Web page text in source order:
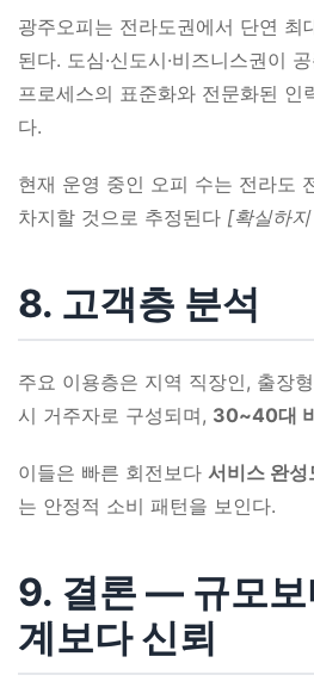
광주오피는 전라도권에서 단연 최
된다. 도심·신도시·비즈니스권이
프로세스의 표준화와 전문화된 인
다.
현재 운영 중인 오피 수는 전라도
차지할 것으로 추정된다 [확실하
8. 고객층 분석
주요 이용층은 지역 직장인, 출장
시 거주자로 구성되며, 30~40대
이들은 빠른 회전보다 서비스 완성
는 안정적 소비 패턴을 보인다.
9. 결론 ― 규모보
계보다 신뢰